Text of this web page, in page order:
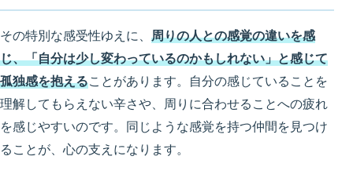
その特別な感受性ゆえに、 周りの人との感覚の違いを感
じ、「自分は少し変わっているのかもしれない」と感じて
孤独感を抱えることがあります。自分の感じていることを
理解してもらえない辛さや、周りに合わせることへの疲れ
を感じやすいのです。同じような感覚を持つ仲間を見つけ
ることが、心の支えになります。